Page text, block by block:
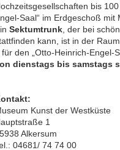
bis
Saal“ im Erdgeschoß
Sektumtrunk , der bei
kann, ist in der
für den „Otto-Heinrich-Engel-
dienstags bis samstags
Kunst der Westküste
1
Alkersum
04681/ 74 74 00